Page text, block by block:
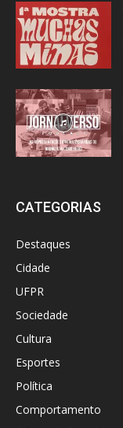
CATEGORIAS
Destaques
Cidade
UFPR
Sociedade
Cultura
Esportes
Política
Comportamento